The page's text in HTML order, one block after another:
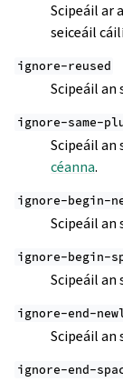
Scipeáil ar
seiceáil
ignore-reused
Scipeáil an
ignore-same-
Scipeáil an
céanna.
ignore-begin-
Scipeáil an
ignore-begin-
Scipeáil an
ignore-end-
Scipeáil an
ignore-end-